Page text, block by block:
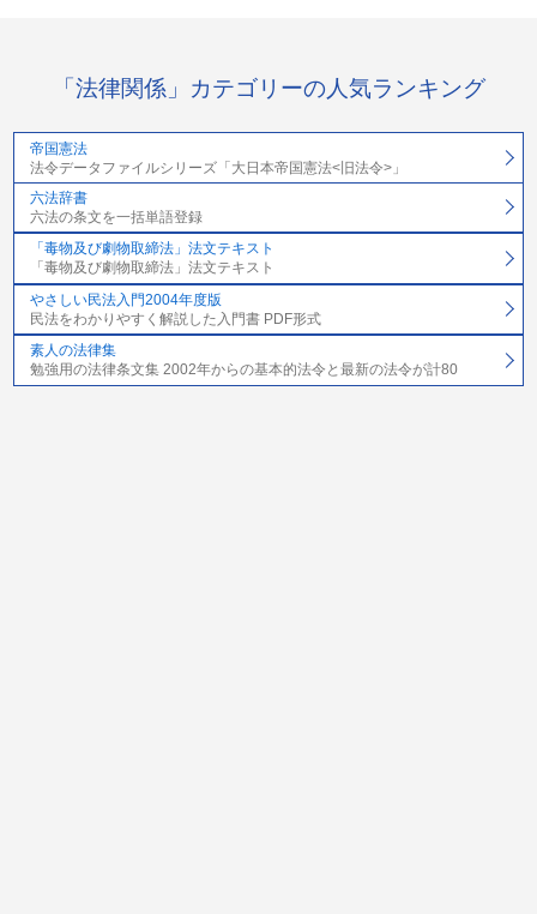
「法律関係」カテゴリーの人気ランキング
帝国憲法
法令データファイルシリーズ「大日本帝国憲法<旧法令>」
六法辞書
六法の条文を一括単語登録
「毒物及び劇物取締法」法文テキスト
「毒物及び劇物取締法」法文テキスト
やさしい民法入門2004年度版
民法をわかりやすく解説した入門書 PDF形式
素人の法律集
勉強用の法律条文集 2002年からの基本的法令と最新の法令が計80